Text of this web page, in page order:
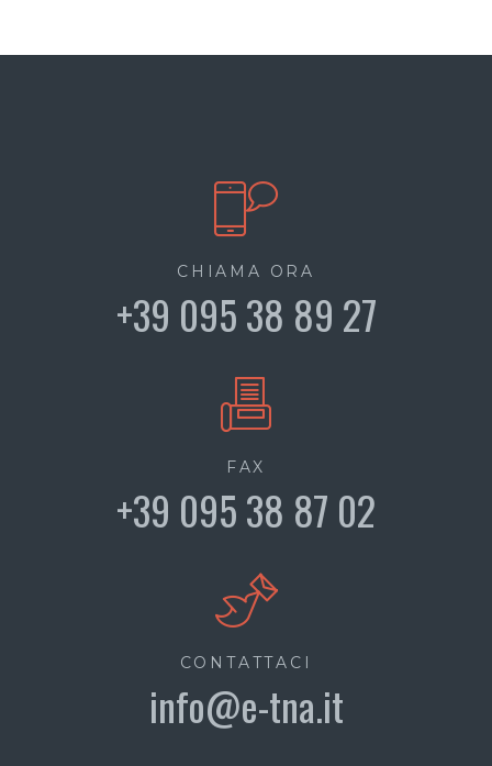
CHIAMA ORA
+39 095 38 89 27
FAX
+39 095 38 87 02
CONTATTACI
info@e-tna.it